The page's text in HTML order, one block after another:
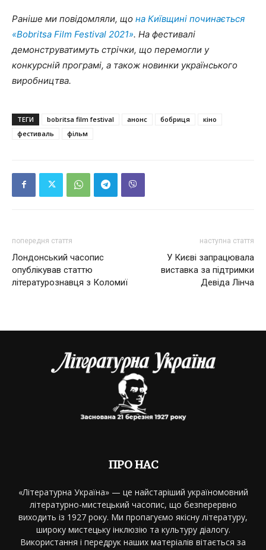
Раніше ми повідомляли, що на Київщині починається
«Bobritsa Film Festival 2021». На фестивалі
демонструватимуть стрічки, що перемогли у
конкурсній програмі, а також новинки українського
виробництва.
ТЕГИ bobritsa film festival анонс бобриця
кіно
фестиваль
фільм
попередня стаття
Лондонський часопис
опублікував статтю
літературознавця з Коломиї
наступна стаття
У Києві запрацювала
виставка за підтримки
Девіда Лінча
ПРО НАС
«Літературна Україна» — це найстаріший україномовний
літературно-мистецький часопис, що безперервно
виходить із 1927 року. Ми пропагуємо якісну літературу,
широку мистецьку інклюзію та культуру діалогу.
Використання і передрук наших матеріалів вітається за